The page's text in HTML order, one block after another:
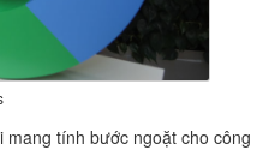
tính bước ngoặt cho công